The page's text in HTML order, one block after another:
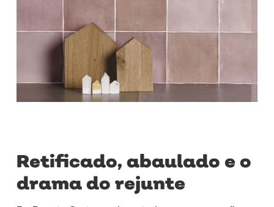
Retificado, abaulado e o
drama do rejunte